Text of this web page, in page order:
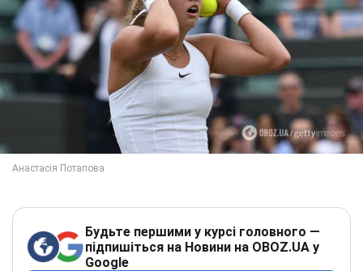
Будьте першими у курсі головного —
підпишіться на Новини на OBOZ.UA у
Google